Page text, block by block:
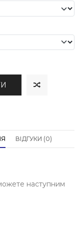
ВІДГУКИ (0)
наступним